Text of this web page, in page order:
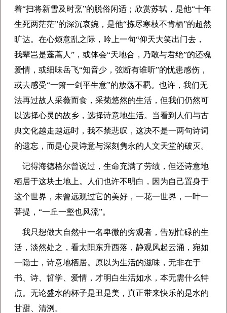
着“扫将新雪及时烹”的脱俗闲适；欣赏苏轼，是他“十年
生死两茫茫”的深沉哀婉，是他“拣尽寒枝不肯栖”的超然
旷达。在心烦意乱之际，吟上一句“仰天大笑出门去，
我辈岂是蓬蒿人”，或体会“天地合，乃敢与君绝”的还魂
爱情，或细味岳飞“知音少，弦断有谁听”的忧患感伤，
或去感受“一箫一剑平生意”的放荡不羁。也许，我们无
法再过故人采薇而食，采菊悠然的生活，但我们仍然可
以选择心灵的故乡，选择诗意地生活。当看到人们与古
典文化越走越远时，我不禁悲叹，这决不是一两句诗词
的遗忘，而是心灵诗意与深刻隽永的人文天堂的破灭。
记得海德格尔曾说过，生命充满了劳绩，但还诗意地
栖居于这块土地上。人们也许不明白，因为自己置身于
这个世界，未曾远观过它的美好，一花一世界，一叶一
菩提，“一丘一壑也风流”。
我只想做大自然中一名卑微的旁观者，告别忙碌的生
活，淡然处之，看太阳东升西落，静观风起云涌，宛如
一隐士，诗意地栖居。原以为生活的滋味，无非在于
书、诗、哲学、爱情，才明白生活如水，本无需什么特
点。无论盛水的杯子是丑是美，真正带来快乐的是水的
甘甜、清洌。